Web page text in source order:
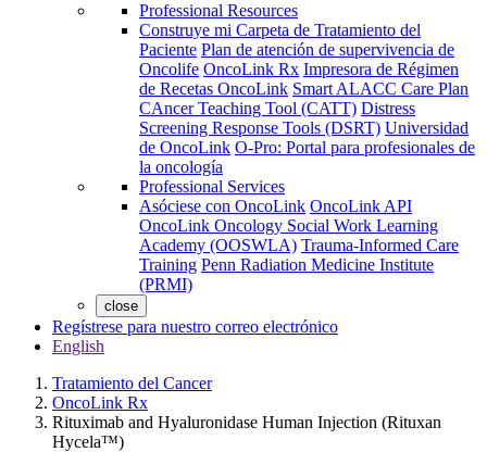
Professional Resources
Construye mi Carpeta de Tratamiento del
Paciente Plan de atención de supervivencia de
Oncolife OncoLink Rx Impresora de Régimen
de Recetas OncoLink Smart ALACC Care Plan
CAncer Teaching Tool (CATT) Distress
Screening Response Tools (DSRT) Universidad
de OncoLink O-Pro: Portal para profesionales de
la oncología
Professional Services
Asóciese con OncoLink OncoLink API
OncoLink Oncology Social Work Learning
Academy (OOSWLA) Trauma-Informed Care
Training Penn Radiation Medicine Institute
(PRMI)
close
Regístrese para nuestro correo electrónico
English
Tratamiento del Cancer
OncoLink Rx
Rituximab and Hyaluronidase Human Injection (Rituxan
Hycela™)